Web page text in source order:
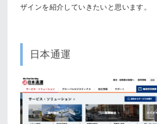
ザインを紹介していきたいと思います。
日本通運